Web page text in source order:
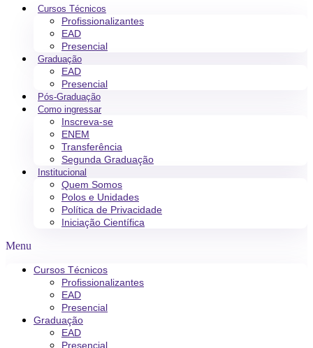
Cursos Técnicos
Profissionalizantes
EAD
Presencial
Graduação
EAD
Presencial
Pós-Graduação
Como ingressar
Inscreva-se
ENEM
Transferência
Segunda Graduação
Institucional
Quem Somos
Polos e Unidades
Política de Privacidade
Iniciação Científica
Menu
Cursos Técnicos
Profissionalizantes
EAD
Presencial
Graduação
EAD
Presencial